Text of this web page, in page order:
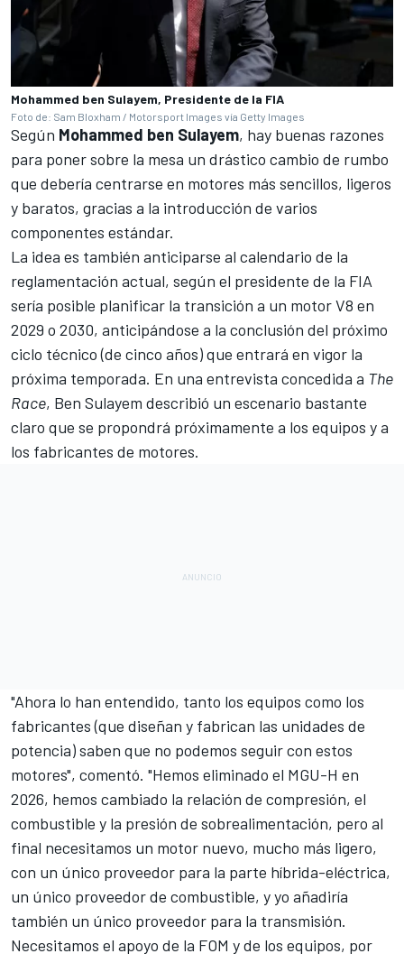
Mohammed ben Sulayem, Presidente de la FIA
Foto de: Sam Bloxham / Motorsport Images vía Getty Images
Según Mohammed ben Sulayem, hay buenas razones
para poner sobre la mesa un drástico cambio de rumbo
que debería centrarse en motores más sencillos, ligeros
y baratos, gracias a la introducción de varios
componentes estándar.
La idea es también anticiparse al calendario de la
reglamentación actual, según el presidente de la FIA
sería posible planificar la transición a un motor V8 en
2029 o 2030, anticipándose a la conclusión del próximo
ciclo técnico (de cinco años) que entrará en vigor la
próxima temporada. En una entrevista concedida a The
Race, Ben Sulayem describió un escenario bastante
claro que se propondrá próximamente a los equipos y a
los fabricantes de motores.
"Ahora lo han entendido, tanto los equipos como los
fabricantes (que diseñan y fabrican las unidades de
potencia) saben que no podemos seguir con estos
motores", comentó. "Hemos eliminado el MGU-H en
2026, hemos cambiado la relación de compresión, el
combustible y la presión de sobrealimentación, pero al
final necesitamos un motor nuevo, mucho más ligero,
con un único proveedor para la parte híbrida-eléctrica,
un único proveedor de combustible, y yo añadiría
también un único proveedor para la transmisión.
Necesitamos el apoyo de la FOM y de los equipos, por